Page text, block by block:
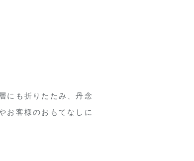
にも折りたたみ、丹念
お客様のおもてなしに